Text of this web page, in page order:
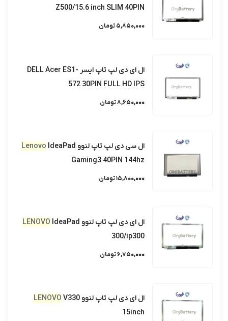
Z500/15.6 inch SLIM 40PIN
5,850,000 تومان
ال ای دی لپ تاپ ایسر DELL Acer ES1-
572 30PIN FULL HD IPS
8,650,000 تومان
ال سی دی لپ تاپ لنوو Lenovo IdeaPad
Gaming3 40PIN 144hz
15,800,000 تومان
ال ای دی لپ تاپ لنوو LENOVO IdeaPad
300/ip300
6,750,000 تومان
ال ای دی لپ تاپ لنوو LENOVO V330
15inch